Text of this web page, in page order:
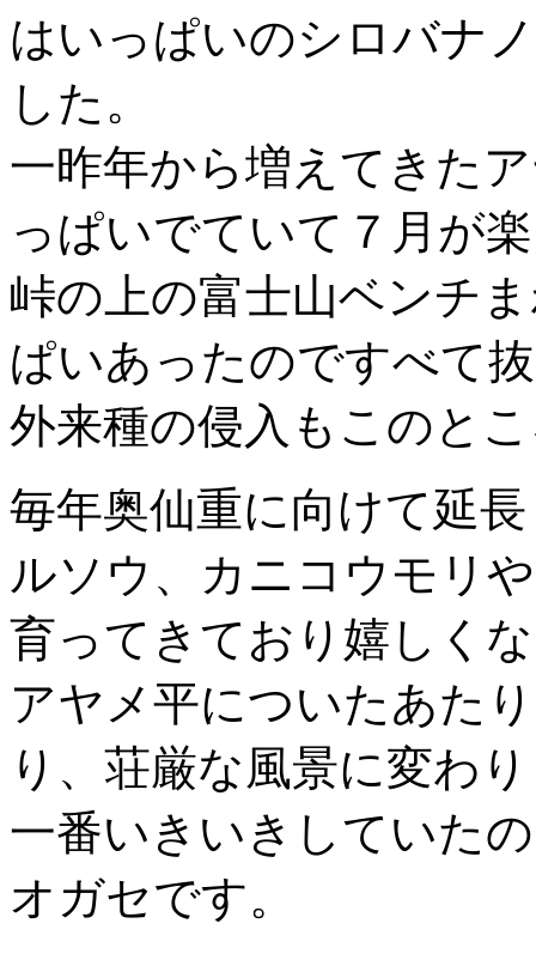
はいっぱいのシロバナ
した。
一昨年から増えてきた
っぱいでていて７月が
峠の上の富士山ベンチ
ぱいあったのですべて
外来種の侵入もこのと
毎年奥仙重に向けて延
ルソウ、カニコウモリ
育ってきており嬉しく
アヤメ平についたあた
り、荘厳な風景に変わ
一番いきいきしていた
オガセです。